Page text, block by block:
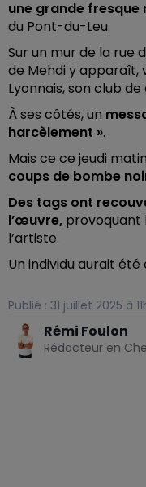
une grande fresque
du Pont-du-Leu.
Sur un mur de la rue
de Mehdi y apparaît,
Lyonnais, son club
À ses côtés, un
harcèlement ».
Mais ce ce jeudi
coups de bombe
Des tags ont
l’œuvre, provoquant
l’artiste.
Un individu aurait
Publié : 31 juillet 2025 à
Rémi Foulon
Rédacteur en